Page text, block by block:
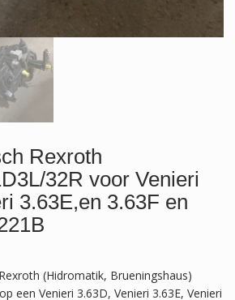
Rexroth
32R voor Venieri
3.63E,en 3.63F en
(Hidromatik, Brueningshaus)
een Venieri 3.63D, Venieri 3.63E, Venieri